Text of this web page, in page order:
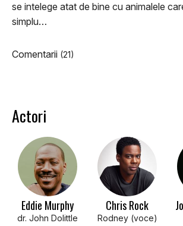
se intelege atat de bine cu animalele
simplu…
Comentarii (21)
Actori
Eddie Murphy
dr. John Dolittle
Chris Rock
Rodney (voce)